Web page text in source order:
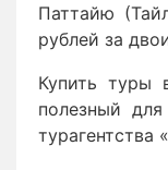
Паттайю
рублей за
Купить туры
полезный
турагентства